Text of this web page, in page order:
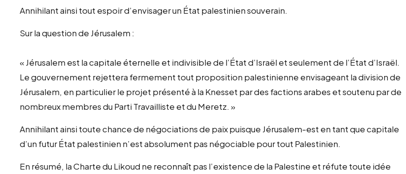
Annihilant ainsi tout espoir d’envisager un État palestinien souverain.
Sur la question de Jérusalem :
« Jérusalem est la capitale éternelle et indivisible de l’État d’Israël et seulement de l’État d’Israël.
Le gouvernement rejettera fermement tout proposition palestinienne envisageant la division de
Jérusalem, en particulier le projet présenté à la Knesset par des factions arabes et soutenu par de
nombreux membres du Parti Travailliste et du Meretz. »
Annihilant ainsi toute chance de négociations de paix puisque Jérusalem-est en tant que capitale
d’un futur État palestinien n’est absolument pas négociable pour tout Palestinien.
En résumé, la Charte du Likoud ne reconnaît pas l’existence de la Palestine et réfute toute idée